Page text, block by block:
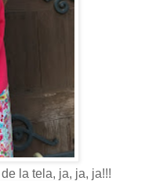
la tela, ja, ja, ja!!!